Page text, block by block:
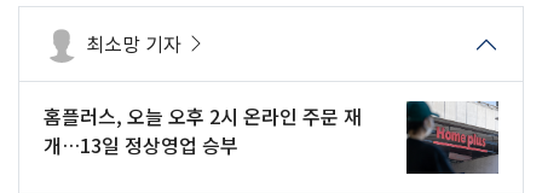
최소망 기자
홈플러스, 오늘 오후 2시 온라인 주문 재
개…13일 정상영업 승부